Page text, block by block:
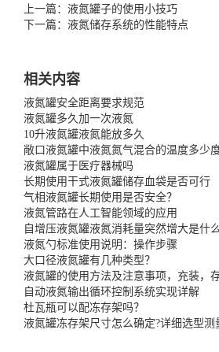
上一篇：液氮罐子的使用小技巧
下一篇：液氮储存系统的性能特点
相关内容
液氮罐安全距离要求规范
液氮罐多久加一次液氮
10升液氮罐液氮能放多久
敞口液氮罐中液氮氮气混合的温度多少
液氮罐属于医疗器械吗
长期使用干式液氮罐储存血袋是否可行
气相液氮罐长期使用是否安全？
液氮管路在人工智能领域的应用
自增压液氮罐液氮消耗量突然增大是什
液氮勺标准使用说明：操作步骤
大口径液氮罐有几种类型？
液氮罐的使用方法及注意事项，充装，
自动液氮输出循环控制系统实现详解
杜瓦瓶可以配冻存架吗？
液氮罐冻存架尺寸怎么确定?详细选型测